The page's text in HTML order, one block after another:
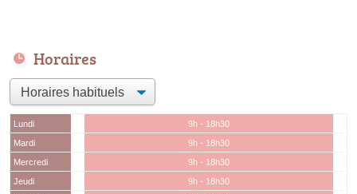
Horaires
Lundi
9h - 18h30
Mardi
9h - 18h30
Mercredi
9h - 18h30
Jeudi
9h - 18h30